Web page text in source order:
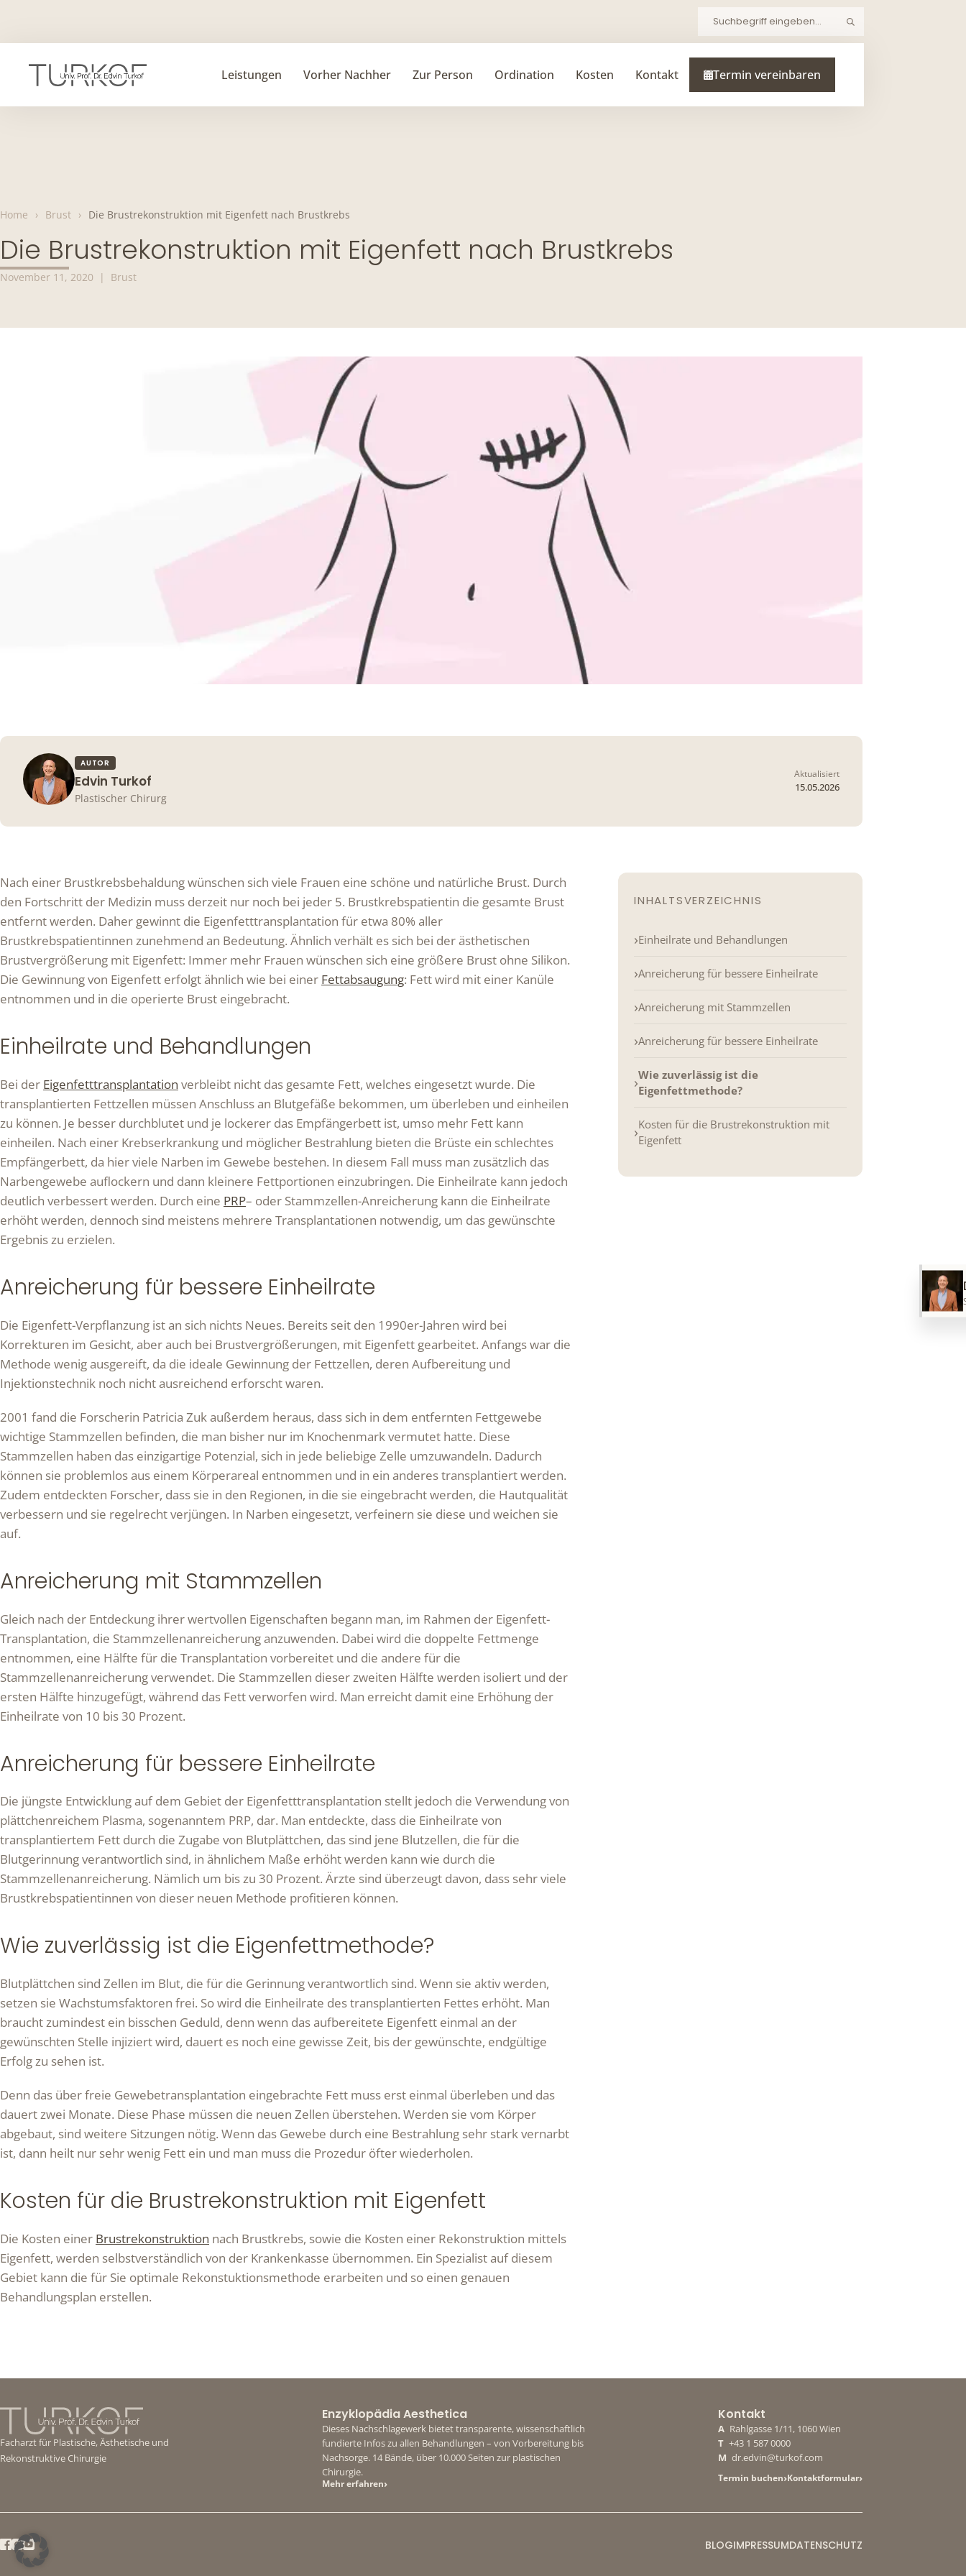
content
Suchen
Leistungen Vorher Nachher Zur Person Ordination Kosten Kontakt Termin vereinbaren
Home › Brust › Die Brustrekonstruktion mit Eigenfett nach Brustkrebs
Die Brustrekonstruktion mit Eigenfett nach Brustkrebs
November 11, 2020 | Brust
AUTOR
Edvin Turkof
Plastischer Chirurg
Aktualisiert
15.05.2026
Nach einer Brustkrebsbehaldung wünschen sich viele Frauen eine schöne und natürliche Brust. Durch
den Fortschritt der Medizin muss derzeit nur noch bei jeder 5. Brustkrebspatientin die gesamte Brust
entfernt werden. Daher gewinnt die Eigenfetttransplantation für etwa 80% aller
Brustkrebspatientinnen zunehmend an Bedeutung. Ähnlich verhält es sich bei der ästhetischen
Brustvergrößerung mit Eigenfett: Immer mehr Frauen wünschen sich eine größere Brust ohne Silikon.
Die Gewinnung von Eigenfett erfolgt ähnlich wie bei einer Fettabsaugung: Fett wird mit einer Kanüle
entnommen und in die operierte Brust eingebracht.
Einheilrate und Behandlungen
Bei der Eigenfetttransplantation verbleibt nicht das gesamte Fett, welches eingesetzt wurde. Die
transplantierten Fettzellen müssen Anschluss an Blutgefäße bekommen, um überleben und einheilen
zu können. Je besser durchblutet und je lockerer das Empfängerbett ist, umso mehr Fett kann
einheilen. Nach einer Krebserkrankung und möglicher Bestrahlung bieten die Brüste ein schlechtes
Empfängerbett, da hier viele Narben im Gewebe bestehen. In diesem Fall muss man zusätzlich das
Narbengewebe auflockern und dann kleinere Fettportionen einzubringen. Die Einheilrate kann jedoch
deutlich verbessert werden. Durch eine PRP– oder Stammzellen-Anreicherung kann die Einheilrate
erhöht werden, dennoch sind meistens mehrere Transplantationen notwendig, um das gewünschte
Ergebnis zu erzielen.
Anreicherung für bessere Einheilrate
Die Eigenfett-Verpflanzung ist an sich nichts Neues. Bereits seit den 1990er-Jahren wird bei
Korrekturen im Gesicht, aber auch bei Brustvergrößerungen, mit Eigenfett gearbeitet. Anfangs war die
Methode wenig ausgereift, da die ideale Gewinnung der Fettzellen, deren Aufbereitung und
Injektionstechnik noch nicht ausreichend erforscht waren.
2001 fand die Forscherin Patricia Zuk außerdem heraus, dass sich in dem entfernten Fettgewebe
wichtige Stammzellen befinden, die man bisher nur im Knochenmark vermutet hatte. Diese
Stammzellen haben das einzigartige Potenzial, sich in jede beliebige Zelle umzuwandeln. Dadurch
können sie problemlos aus einem Körperareal entnommen und in ein anderes transplantiert werden.
Zudem entdeckten Forscher, dass sie in den Regionen, in die sie eingebracht werden, die Hautqualität
verbessern und sie regelrecht verjüngen. In Narben eingesetzt, verfeinern sie diese und weichen sie
auf.
Anreicherung mit Stammzellen
Gleich nach der Entdeckung ihrer wertvollen Eigenschaften begann man, im Rahmen der Eigenfett-
Transplantation, die Stammzellenanreicherung anzuwenden. Dabei wird die doppelte Fettmenge
entnommen, eine Hälfte für die Transplantation vorbereitet und die andere für die
Stammzellenanreicherung verwendet. Die Stammzellen dieser zweiten Hälfte werden isoliert und der
ersten Hälfte hinzugefügt, während das Fett verworfen wird. Man erreicht damit eine Erhöhung der
Einheilrate von 10 bis 30 Prozent.
Anreicherung für bessere Einheilrate
Die jüngste Entwicklung auf dem Gebiet der Eigenfetttransplantation stellt jedoch die Verwendung von
plättchenreichem Plasma, sogenanntem PRP, dar. Man entdeckte, dass die Einheilrate von
transplantiertem Fett durch die Zugabe von Blutplättchen, das sind jene Blutzellen, die für die
Blutgerinnung verantwortlich sind, in ähnlichem Maße erhöht werden kann wie durch die
Stammzellenanreicherung. Nämlich um bis zu 30 Prozent. Ärzte sind überzeugt davon, dass sehr viele
Brustkrebspatientinnen von dieser neuen Methode profitieren können.
Wie zuverlässig ist die Eigenfettmethode?
Blutplättchen sind Zellen im Blut, die für die Gerinnung verantwortlich sind. Wenn sie aktiv werden,
setzen sie Wachstumsfaktoren frei. So wird die Einheilrate des transplantierten Fettes erhöht. Man
braucht zumindest ein bisschen Geduld, denn wenn das aufbereitete Eigenfett einmal an der
gewünschten Stelle injiziert wird, dauert es noch eine gewisse Zeit, bis der gewünschte, endgültige
Erfolg zu sehen ist.
Denn das über freie Gewebetransplantation eingebrachte Fett muss erst einmal überleben und das
dauert zwei Monate. Diese Phase müssen die neuen Zellen überstehen. Werden sie vom Körper
abgebaut, sind weitere Sitzungen nötig. Wenn das Gewebe durch eine Bestrahlung sehr stark vernarbt
ist, dann heilt nur sehr wenig Fett ein und man muss die Prozedur öfter wiederholen.
Kosten für die Brustrekonstruktion mit Eigenfett
Die Kosten einer Brustrekonstruktion nach Brustkrebs, sowie die Kosten einer Rekonstruktion mittels
Eigenfett, werden selbstverständlich von der Krankenkasse übernommen. Ein Spezialist auf diesem
Gebiet kann die für Sie optimale Rekonstuktionsmethode erarbeiten und so einen genauen
Behandlungsplan erstellen.
INHALTSVERZEICHNIS
Einheilrate und Behandlungen
Anreicherung für bessere Einheilrate
Anreicherung mit Stammzellen
Anreicherung für bessere Einheilrate
Wie zuverlässig ist die
Eigenfettmethode?
Kosten für die Brustrekonstruktion mit
Eigenfett
Facharzt für Plastische, Ästhetische und
Rekonstruktive Chirurgie
Enzyklopädia Aesthetica
Dieses Nachschlagewerk bietet transparente, wissenschaftlich
fundierte Infos zu allen Behandlungen – von Vorbereitung bis
Nachsorge. 14 Bände, über 10.000 Seiten zur plastischen
Chirurgie.
Mehr erfahren›
Kontakt
A Rahlgasse 1/11, 1060 Wien
T +43 1 587 0000
M dr.edvin@turkof.com
Termin buchen›Kontaktformular›
BLOGIMPRESSUMDATENSCHUTZ